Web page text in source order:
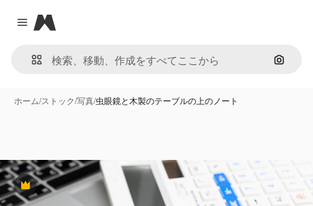
Close menu
Magnific
画像で
ホーム/ストック/写真/虫眼鏡と木製のテーブルの上のノート
Premium